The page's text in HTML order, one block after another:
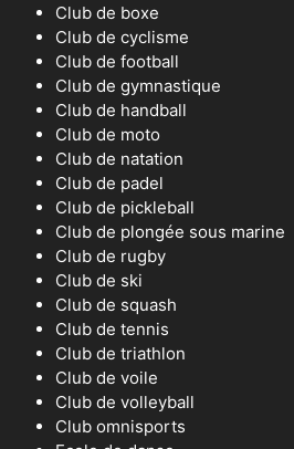
Club de boxe
Club de cyclisme
Club de football
Club de gymnastique
Club de handball
Club de moto
Club de natation
Club de padel
Club de pickleball
Club de plongée sous marine
Club de rugby
Club de ski
Club de squash
Club de tennis
Club de triathlon
Club de voile
Club de volleyball
Club omnisports